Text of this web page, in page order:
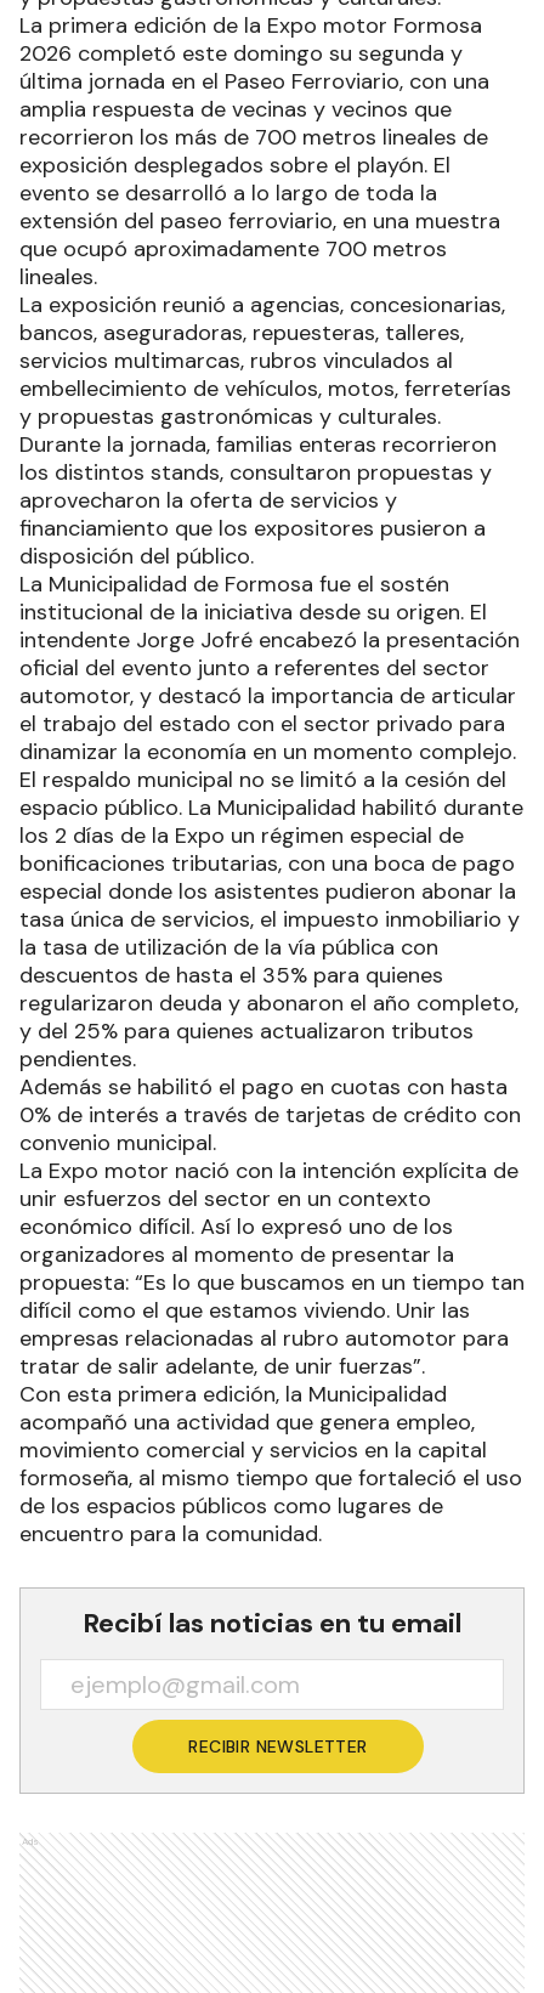
La primera edición de la Expo motor Formosa
2026 completó este domingo su segunda y
última jornada en el Paseo Ferroviario, con una
amplia respuesta de vecinas y vecinos que
recorrieron los más de 700 metros lineales de
exposición desplegados sobre el playón. El
evento se desarrolló a lo largo de toda la
extensión del paseo ferroviario, en una muestra
que ocupó aproximadamente 700 metros
lineales.
La exposición reunió a agencias, concesionarias,
bancos, aseguradoras, repuesteras, talleres,
servicios multimarcas, rubros vinculados al
embellecimiento de vehículos, motos, ferreterías
y propuestas gastronómicas y culturales.
Durante la jornada, familias enteras recorrieron
los distintos stands, consultaron propuestas y
aprovecharon la oferta de servicios y
financiamiento que los expositores pusieron a
disposición del público.
La Municipalidad de Formosa fue el sostén
institucional de la iniciativa desde su origen. El
intendente Jorge Jofré encabezó la presentación
oficial del evento junto a referentes del sector
automotor, y destacó la importancia de articular
el trabajo del estado con el sector privado para
dinamizar la economía en un momento complejo.
El respaldo municipal no se limitó a la cesión del
espacio público. La Municipalidad habilitó durante
los 2 días de la Expo un régimen especial de
bonificaciones tributarias, con una boca de pago
especial donde los asistentes pudieron abonar la
tasa única de servicios, el impuesto inmobiliario y
la tasa de utilización de la vía pública con
descuentos de hasta el 35% para quienes
regularizaron deuda y abonaron el año completo,
y del 25% para quienes actualizaron tributos
pendientes.
Además se habilitó el pago en cuotas con hasta
0% de interés a través de tarjetas de crédito con
convenio municipal.
La Expo motor nació con la intención explícita de
unir esfuerzos del sector en un contexto
económico difícil. Así lo expresó uno de los
organizadores al momento de presentar la
propuesta: “Es lo que buscamos en un tiempo tan
difícil como el que estamos viviendo. Unir las
empresas relacionadas al rubro automotor para
tratar de salir adelante, de unir fuerzas”.
Con esta primera edición, la Municipalidad
acompañó una actividad que genera empleo,
movimiento comercial y servicios en la capital
formoseña, al mismo tiempo que fortaleció el uso
de los espacios públicos como lugares de
encuentro para la comunidad.
Recibí las noticias en tu email
RECIBIR NEWSLETTER
Ads